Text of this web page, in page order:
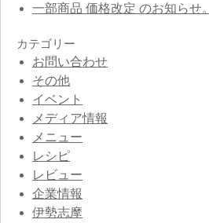
一部商品 価格改定 のお知らせ。
カテゴリー
お問い合わせ
その他
イベント
メディア情報
メニュー
レシピ
レビュー
企業情報
伊勢志摩